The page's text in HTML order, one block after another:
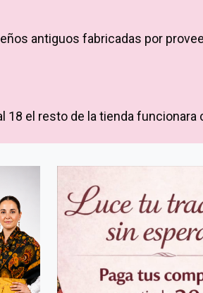
antiguos fabricadas por
el resto de la tienda funcionara